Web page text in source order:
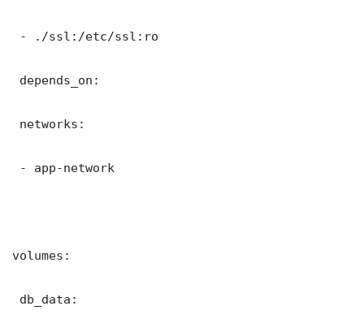
- ./ssl:/etc/ssl:ro
depends_on:
networks:
- app-network
volumes:
db_data: